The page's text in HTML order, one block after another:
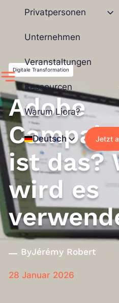
springen
Privatpersonen
Unternehmen
Veranstaltungen
Ressourcen
Warum Liora?
Deutsch Jetzt
Digitale Transformation
Adobe
ist das?
wird es
ByJérémy Robert
28 Januar 2026